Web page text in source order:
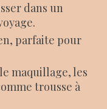
dans un
parfaite pour
maquillage, les
trousse à